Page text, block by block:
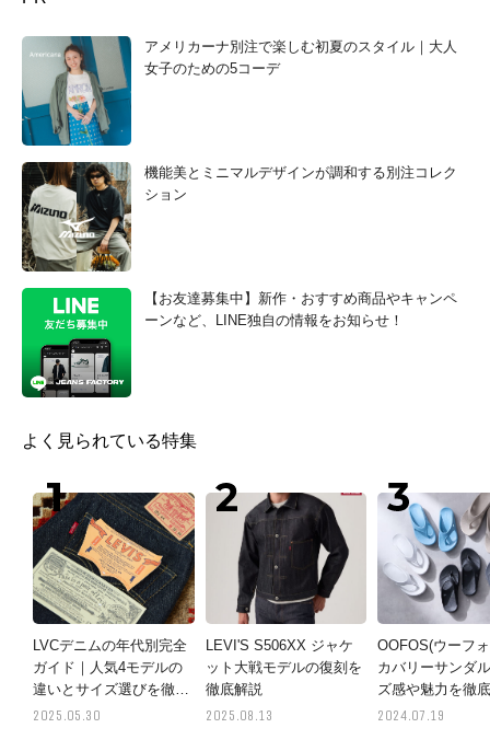
アメリカーナ別注で楽しむ初夏のスタイル｜大人
女子のための5コーデ
機能美とミニマルデザインが調和する別注コレク
ション
【お友達募集中】新作・おすすめ商品やキャンペ
ーンなど、LINE独自の情報をお知らせ！
よく見られている特集
LVCデニムの年代別完全
ガイド｜人気4モデルの
違いとサイズ選びを徹底
解説
2025.05.30
LEVI'S S506XX ジャケ
ット大戦モデルの復刻を
徹底解説
2025.08.13
OOFOS(ウーフ
カバリーサンダ
ズ感や魅力を徹
2024.07.19